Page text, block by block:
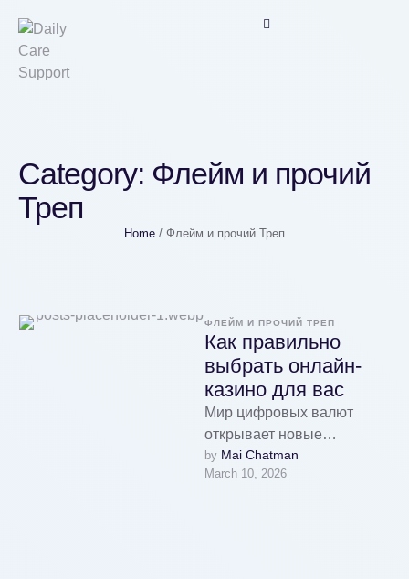
Category: Флейм и прочий
Треп
Home / Флейм и прочий Треп
ФЛЕЙМ И ПРОЧИЙ ТРЕП
Как правильно
выбрать онлайн-
казино для вас
Мир цифровых валют
открывает новые
возможности.
Криптовалюты становятся
by Mai Chatman
March 10, 2026